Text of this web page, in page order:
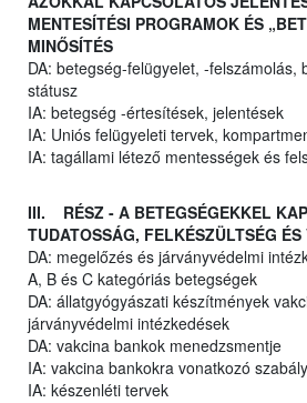
MENTESÍTÉSI PROGRAMOK ÉS
MINŐSÍTÉS
DA: betegség-felügyelet, -felszámolás,
státusz
IA: betegség -értesítések, jelentések
IA: Uniós felügyeleti tervek,
IA: tagállami létező mentességek és
III. RÉSZ - A BETEGSÉGEKKEL
TUDATOSSÁG, FELKÉSZÜLTSÉG ÉS
DA: megelőzés és járványvédelmi
A, B és C kategóriás betegségek
DA: állatgyógyászati készítmények
járványvédelmi intézkedések
DA: vakcina bankok menedzsmentje
IA: vakcina bankokra vonatkozó
IA: készenléti tervek